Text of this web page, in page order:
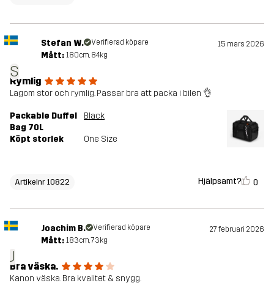
S
Stefan W. Verifierad köpare 15 mars 2026
Mått: 180cm, 84kg
Rymlig
Lagom stor och rymlig. Passar bra att packa i bilen 👌
Packable Duffel
Bag 70L
Black
Köpt storlek One Size
Artikelnr 10822 Hjälpsamt? 0
J
Joachim B. Verifierad köpare 27 februari 2026
Mått: 183cm, 73kg
Bra väska.
Kanon väska. Bra kvalitet & snygg.